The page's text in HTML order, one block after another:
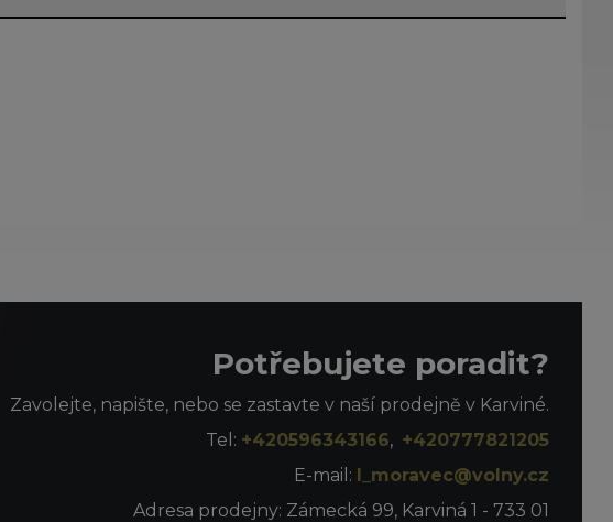
Potřebujete poradit?
Zavolejte, napište, nebo se zastavte v naší prodejně v Karviné.
Tel: +420596343166, +420777821205
E-mail: l_moravec@volny.cz
Adresa prodejny: Zámecká 99, Karviná 1 - 733 01